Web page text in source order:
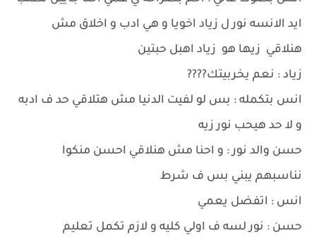
ايد الانسه نور ل زياد اخويا و هي ادب و اخلاق مش
هنلاقي زيها هو زياد اهبل حبتين
زياد : نعم يخربيتك????
انس بتكمله : بس لو لفيت الدنيا مش هتلاقي حد ف ادبه
و لا حد هيحب نور زيه
حسن والد نور : و احنا مش هنلاقي احسن منكوا
نناسبهم يبني بس ف شرط
انس : اتفضل يعمي
حسن : نور لسه ف اولي كليه و لازم تكمل تعليم